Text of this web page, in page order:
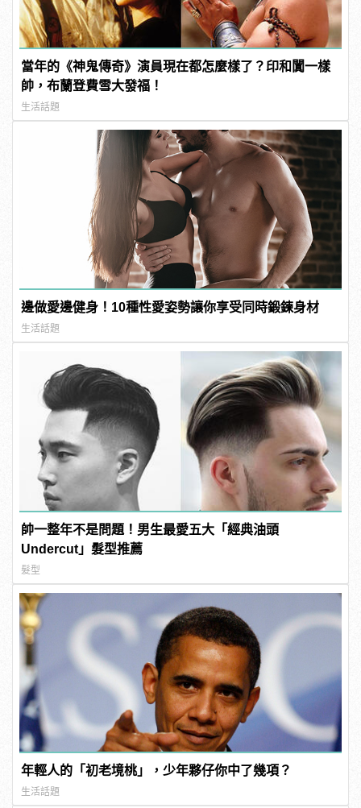
當年的《神鬼傳奇》演員現在都怎麼樣了？印和闐一樣
帥，布蘭登費雪大發福！
生活話題
邊做愛邊健身！10種性愛姿勢讓你享受同時鍛鍊身材
生活話題
帥一整年不是問題！男生最愛五大「經典油頭
Undercut」髮型推薦
髮型
年輕人的「初老境桃」，少年夥仔你中了幾項？
生活話題